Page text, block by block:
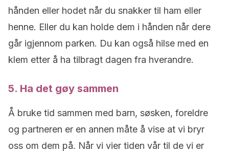
hånden eller hodet når du snakker til ham eller
henne. Eller du kan holde dem i hånden når dere
går igjennom parken. Du kan også hilse med en
klem etter å ha tilbragt dagen fra hverandre.
5. Ha det gøy sammen
Å bruke tid sammen med barn, søsken, foreldre
og partneren er en annen måte å vise at vi bryr
oss om dem på. Når vi vier tiden vår til de vi er